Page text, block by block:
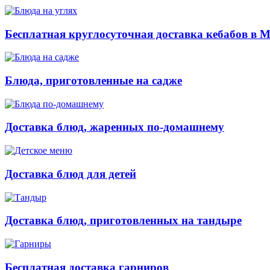
Бесплатная круглосуточная доставка кебабов в
Блюда, приготовленные на садже
Доставка блюд, жаренных по-домашнему
Доставка блюд для детей
Доставка блюд, приготовленных на тандыре
Бесплатная доставка гарниров